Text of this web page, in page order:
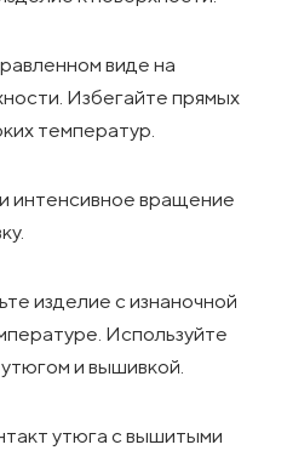
виде на
Избегайте прямых
температур.
интенсивное вращение
изделие с изнаночной
Используйте
и вышивкой.
утюга с вышитыми